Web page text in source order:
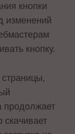
кнопки
изменений
кнопку.
продолжает
скачивает